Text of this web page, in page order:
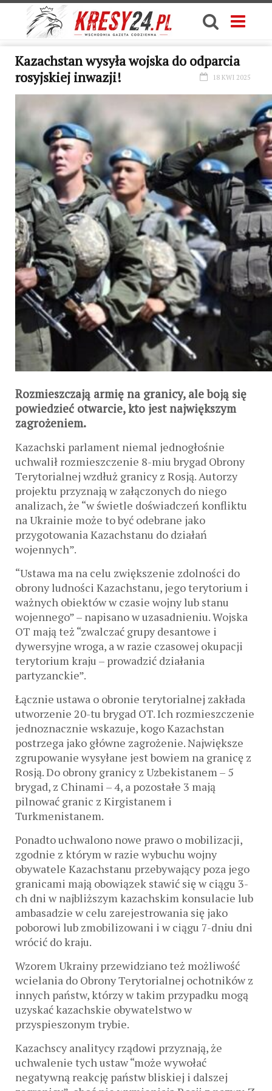
Kazachstan wysyła wojska do odparcia
rosyjskiej inwazji!
18 KWI 2025
Rozmieszczają armię na granicy, ale boją się
powiedzieć otwarcie, kto jest największym
zagrożeniem.
Kazachski parlament niemal jednogłośnie
uchwalił rozmieszczenie 8-miu brygad Obrony
Terytorialnej wzdłuż granicy z Rosją. Autorzy
projektu przyznają w załączonych do niego
analizach, że “w świetle doświadczeń konfliktu
na Ukrainie może to być odebrane jako
przygotowania Kazachstanu do działań
wojennych”.
“Ustawa ma na celu zwiększenie zdolności do
obrony ludności Kazachstanu, jego terytorium i
ważnych obiektów w czasie wojny lub stanu
wojennego” – napisano w uzasadnieniu. Wojska
OT mają też “zwalczać grupy desantowe i
dywersyjne wroga, a w razie czasowej okupacji
terytorium kraju – prowadzić działania
partyzanckie”.
Łącznie ustawa o obronie terytorialnej zakłada
utworzenie 20-tu brygad OT. Ich rozmieszczenie
jednoznacznie wskazuje, kogo Kazachstan
postrzega jako główne zagrożenie. Największe
zgrupowanie wysyłane jest bowiem na granicę z
Rosją. Do obrony granicy z Uzbekistanem – 5
brygad, z Chinami – 4, a pozostałe 3 mają
pilnować granic z Kirgistanem i
Turkmenistanem.
Ponadto uchwalono nowe prawo o mobilizacji,
zgodnie z którym w razie wybuchu wojny
obywatele Kazachstanu przebywający poza jego
granicami mają obowiązek stawić się w ciągu 3-
ch dni w najbliższym kazachskim konsulacie lub
ambasadzie w celu zarejestrowania się jako
poborowi lub zmobilizowani i w ciągu 7-dniu dni
wrócić do kraju.
Wzorem Ukrainy przewidziano też możliwość
wcielania do Obrony Terytorialnej ochotników z
innych państw, którzy w takim przypadku mogą
uzyskać kazachskie obywatelstwo w
przyspieszonym trybie.
Kazachscy analitycy rządowi przyznają, że
uchwalenie tych ustaw “może wywołać
negatywną reakcję państw bliskiej i dalszej